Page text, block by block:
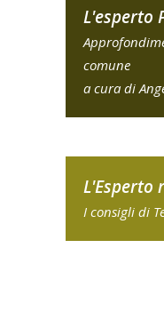
L'esperto
comune
a cura di
L'Esperto
I consigli di